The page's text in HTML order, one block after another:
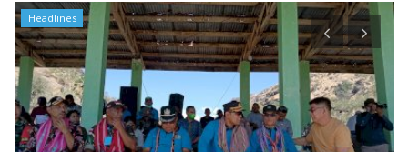
Headlines